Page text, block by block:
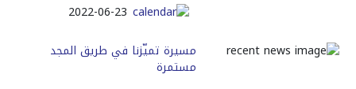
2022-06-23
ﻣﺴﻴﺮﺓ ﺗﻤﻴّﺰﻧﺎ ﻓﻲ ﻃﺮﻳﻖ ﺍﻟﻤﺠﺪ
ﻣﺴﺘﻤﺮﺓ